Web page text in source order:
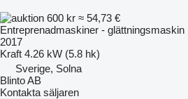
600 kr ≈ 54,73 €
Entreprenadmaskiner - glättningsmaskin
2017
Kraft 4.26 kW (5.8 hk)
Sverige, Solna
Blinto AB
Kontakta säljaren